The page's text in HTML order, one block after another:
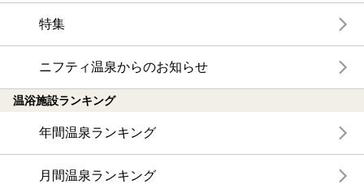
特集
ニフティ温泉からのお知らせ
温浴施設ランキング
年間温泉ランキング
月間温泉ランキング